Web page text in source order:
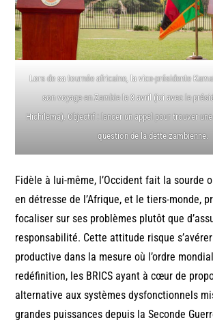
Lors de sa tournée africaine, la vice-présidente
son voyage en Zambie le 3 avril (ici avec le
Hichilema). Objectif : lancer un appel pour trouver
question de la dette zambienne.
Fidèle à lui-même, l’Occident fait la sourde
en détresse de l’Afrique, et le tiers-monde,
focaliser sur ses problèmes plutôt que
responsabilité. Cette attitude risque
productive dans la mesure où l’ordre
redéfinition, les BRICS ayant à cœur de
alternative aux systèmes dysfonctionnels
grandes puissances depuis la Seconde